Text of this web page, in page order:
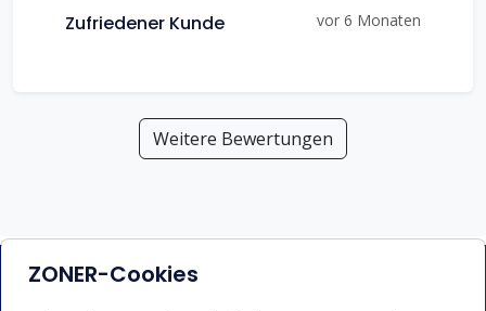
Zufriedener Kunde vor 6 Monaten
Weitere Bewertungen
ZONER-Cookies